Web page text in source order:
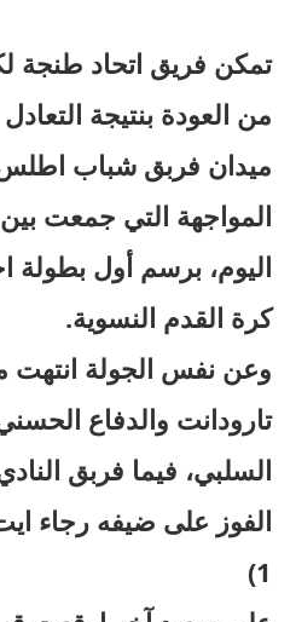
تمكن فريق اتحاد طنجة
ميدان فربق شباب
المواجهة التي جمعت
اليوم، برسم أول بطولة
كرة القدم النسوية.
وعن نفس الجولة انتهت
تارودانت والدفاع
السلبي، فيما فربق
1)